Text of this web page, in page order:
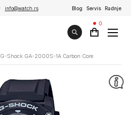
info@watch.rs Blog Servis Radnje
0
G-Shock GA-2000S-1A Carbon Core